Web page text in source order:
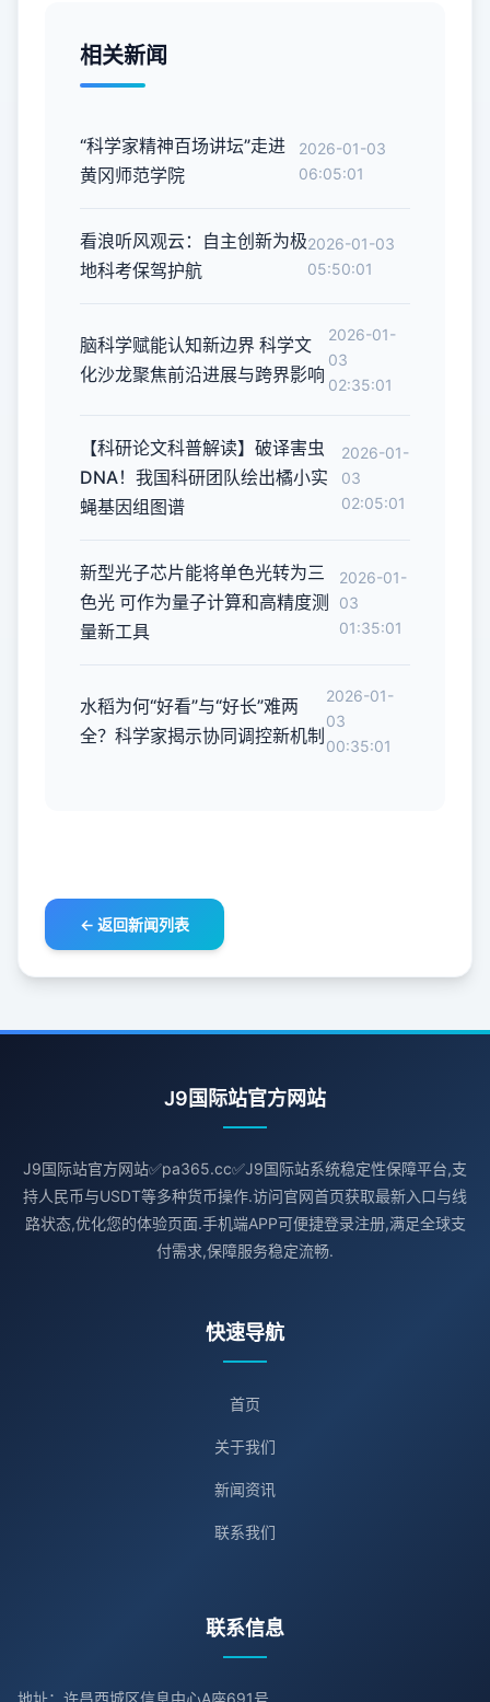
相关新闻
“科学家精神百场讲坛”走进
黄冈师范学院
2026-01-03
06:05:01
看浪听风观云：自主创新为极
地科考保驾护航
2026-01-03
05:50:01
脑科学赋能认知新边界 科学文
化沙龙聚焦前沿进展与跨界影响
2026-01-
03
02:35:01
【科研论文科普解读】破译害虫
DNA！我国科研团队绘出橘小实
蝇基因组图谱
2026-01-
03
02:05:01
新型光子芯片能将单色光转为三
色光 可作为量子计算和高精度测
量新工具
2026-01-
03
01:35:01
水稻为何“好看”与“好长”难两
全？科学家揭示协同调控新机制
2026-01-
03
00:35:01
← 返回新闻列表
J9国际站官方网站
J9国际站官方网站✅pa365.cc✅J9国际站系统稳定性保障平台,支
持人民币与USDT等多种货币操作.访问官网首页获取最新入口与线
路状态,优化您的体验页面.手机端APP可便捷登录注册,满足全球支
付需求,保障服务稳定流畅.
快速导航
首页
关于我们
新闻资讯
联系我们
联系信息
地址：许昌西城区信息中心A座691号